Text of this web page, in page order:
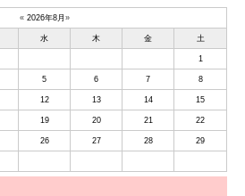
« 2026年8月 »
水 木 金 土
1
5 6 7 8
12 13 14 15
19 20 21 22
26 27 28 29